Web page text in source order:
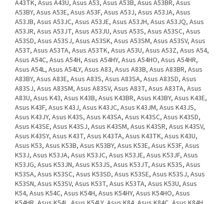
A43TK, Asus A43U, Asus A53, Asus A53B, Asus A53BR, Asus
A53BY, Asus A53E, Asus A53F, Asus A53J, Asus A53JA, Asus
A53JB, Asus A53JC, Asus A53JE, Asus A53JH, Asus A53JQ, Asus
A53JR, Asus A53JT, Asus A53JU, Asus A53S, Asus A53SC, Asus
A53SD, Asus A53SJ, Asus A53SK, Asus A53SM, Asus A53SV, Asus
A53T, Asus A53TA, Asus A53TK, Asus A53U, Asus A53Z, Asus A54,
Asus A54C, Asus A54H, Asus A54HY, Asus A54HO, Asus A54HR,
Asus A54L, Asus A54LY, Asus A83, Asus A83B, Asus A83BR, Asus
A83BY, Asus A83E, Asus A83S, Asus A83SA, Asus A83SD, Asus
A83SJ, Asus A83SM, Asus A83SV, Asus A83T, Asus A83TA, Asus
A83U, Asus K43, Asus K43B, Asus K43BR, Asus K43BY, Asus K43E,
Asus K43F, Asus K43J, Asus K43JC, Asus K43JM, Asus K43JS,
Asus K43JY, Asus K43S, Asus K43SA, Asus K43SC, Asus K43SD,
Asus K43SE, Asus K43SJ, Asus K43SM, Asus K43SR, Asus K43SV,
Asus K43SY, Asus K43T, Asus K43TA, Asus K43TK, Asus K43U,
Asus K53, Asus K53B, Asus K53BY, Asus K53E, Asus K53F, Asus
K53J, Asus K53JA, Asus K53JC, Asus K53JE, Asus K53JF, Asus
K53JG, Asus K53JN, Asus K53JS, Asus K53JT, Asus K53S, Asus
K53SA, Asus K53SC, Asus K53SD, Asus K53SE, Asus K53SJ, Asus
K53SN, Asus K53SV, Asus K53T, Asus K53TA, Asus K53U, Asus
K54, Asus K54C, Asus K54H, Asus K54HY, Asus K54HO, Asus